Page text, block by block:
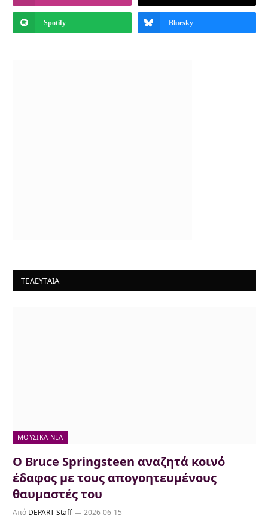
Spotify Bluesky
ΤΕΛΕΥΤΑΙΑ
ΜΟΥΣΙΚΆ ΝΈΑ
Ο Bruce Springsteen αναζητά κοινό
έδαφος με τους απογοητευμένους
θαυμαστές του
Από DEPART Staff 2026-06-15